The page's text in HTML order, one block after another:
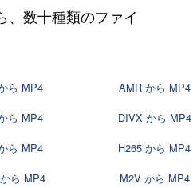
、数十種類のファイ
ら MP4
AMR から MP4
ら MP4
DIVX から MP4
ら MP4
H265 から MP4
ら MP4
M2V から MP4